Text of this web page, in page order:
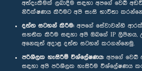
අත්දැකීමක් ලබාදීම සඳහා අපගේ වෙබ්
නිරීක්ෂණය කිරීමට අපි සැසි භාවිතා
දත්ත සටහන් කිරීම: අපගේ සේවාවන්හි
සහතික කිරීම සඳහා අපි ඔබගේ IP ලිපිනය,
අනෙකුත් අදාළ දත්ත සටහන් කරගන්නෙමු.
පරිශීලක හැසිරීම් විශ්ලේෂණය: අපගේ වෙබ්
සඳහා අපි පරිශීලක හැසිරීම විශ්ලේෂණය
අප හා සම්බන්ධ වී සිටින්න :
සම්මාන